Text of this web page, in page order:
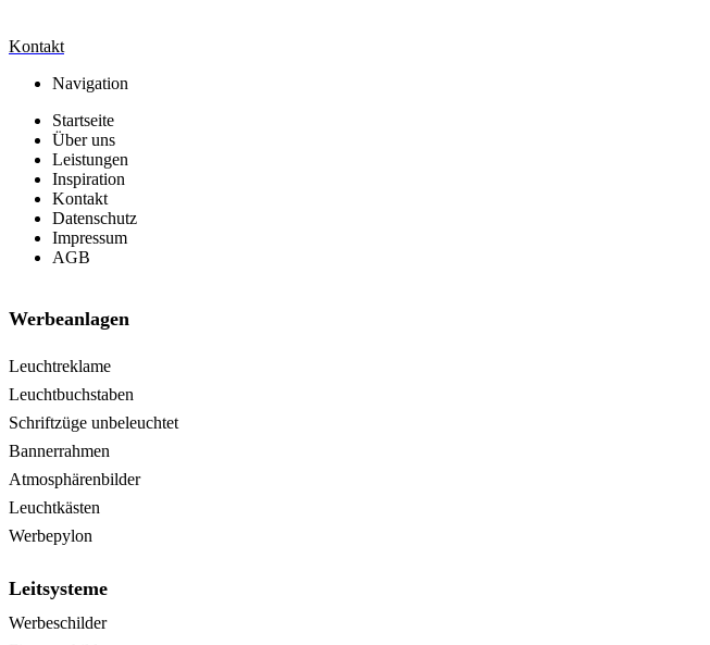
Kontakt
Navigation
Startseite
Über uns
Leistungen
Inspiration
Kontakt
Datenschutz
Impressum
AGB
Werbeanlagen
Leuchtreklame
Leuchtbuchstaben
Schriftzüge unbeleuchtet
Bannerrahmen
Atmosphärenbilder
Leuchtkästen
Werbepylon
Leitsysteme
Werbeschilder